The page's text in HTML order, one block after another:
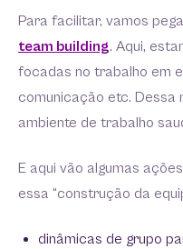
Para facilitar, vamos
team building. Aqui,
focadas no trabalho em
comunicação etc. Dessa
ambiente de trabalho
E aqui vão algumas
essa “construção da
dinâmicas de grupo